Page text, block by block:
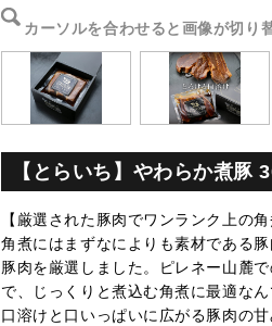
カーソルを合わせると画像が切り
【とらいち】やわらか煮豚
【厳選された豚肉でワンランク上の角
角煮にはまずなによりも素材である
豚肉を厳選しました。ピレネー山麓
で、じっくりと煮込む角煮に最適な
口溶けと口いっぱいに広がる豚肉の甘